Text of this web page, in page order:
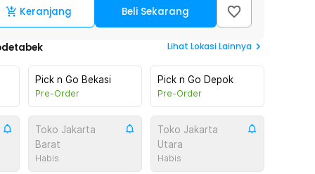
Keranjang Beli Sekarang
Lihat Lokasi Lainnya
Pick n Go Bekasi
Pre-Order
Pick n Go Depok
Pre-Order
Toko Jakarta
Barat
Habis
Toko Jakarta
Utara
Habis